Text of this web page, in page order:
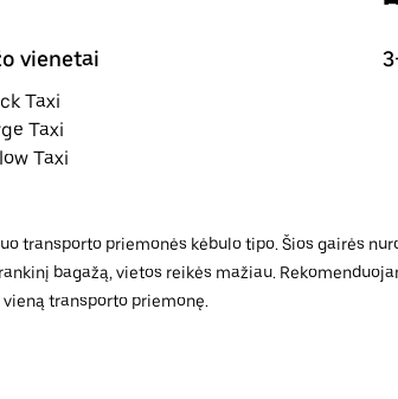
vienetai
Taxi
Taxi
Taxi
transporto priemonės kėbulo tipo. Šios gairės
bagažą, vietos reikės mažiau.
transporto priemonę.